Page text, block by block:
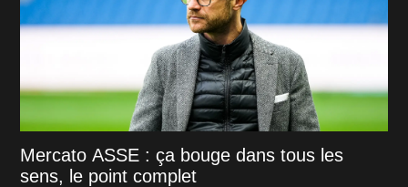
Mercato ASSE : ça bouge dans tous les
sens, le point complet